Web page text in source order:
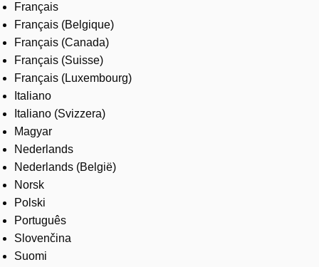
Français
Français (Belgique)
Français (Canada)
Français (Suisse)
Français (Luxembourg)
Italiano
Italiano (Svizzera)
Magyar
Nederlands
Nederlands (België)
Norsk
Polski
Português
Slovenčina
Suomi